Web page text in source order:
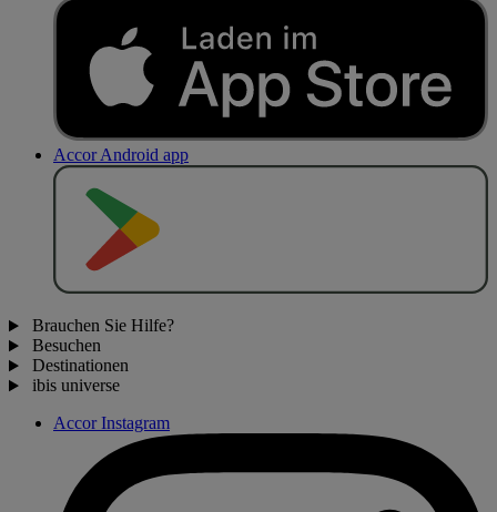
Accor Android app
Brauchen Sie Hilfe?
Besuchen
Destinationen
ibis universe
Accor Instagram